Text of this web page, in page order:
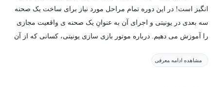
انگیز است! در این دوره تمام مراحل مورد نیاز برای ساخت یک صحنه
سه بعدی در یونیتی و اجرای آن به عنوانِ یک صحنه ی واقعیت مجازی
را آموزش می دهیم. درباره موتور بازی سازی یونیتی، کسانی که از آن
GoogleVR، Samsung Gear VR و Oculus را خواهید آموخت.
مشاهده ادامه معرفی